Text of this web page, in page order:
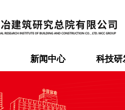
新闻中心 科技研